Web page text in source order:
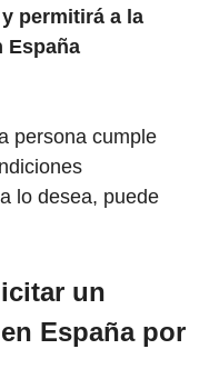
permitirá a la
España
persona cumple
lo desea, puede
un
España por